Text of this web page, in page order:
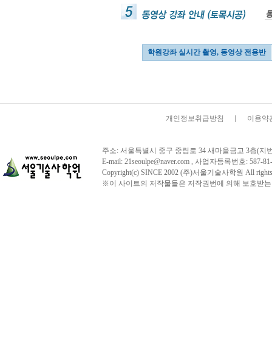
학원강좌 실시간 촬영, 동영상 전용반
개인정보취급방침 이용약
주소: 서울특별시 중구 중림로 34 새마을금고 3층(지
E-mail: 21seoulpe@naver.com , 사업자등록번호:
Copyright(c) SINCE 2002 (주)서울기술사학원 All
※이 사이트의 저작물들은 저작권번에 의해 보호받